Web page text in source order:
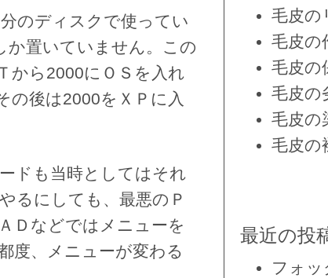
のディスクで使ってい
か置いていません。この
から2000にＯＳを入れ
の後は2000をＸＰに入
ドも当時としてはそれ
るにしても、最悪のＰ
Ｄなどではメニューを
度、メニューが変わる
毛皮の
毛皮の
毛皮の
毛皮の
毛皮の
毛皮の
最近の投
フォ